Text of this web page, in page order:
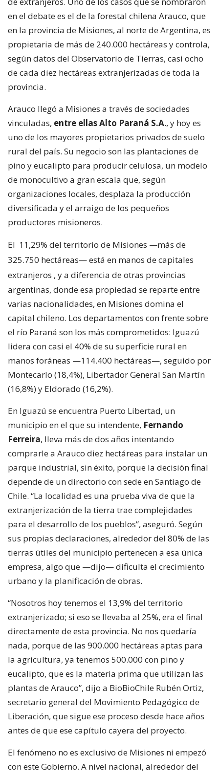
en el debate es el de la forestal chilena Arauco, que
en la provincia de Misiones, al norte de Argentina, es
propietaria de más de 240.000 hectáreas y controla,
según datos del Observatorio de Tierras, casi ocho
de cada diez hectáreas extranjerizadas de toda la
provincia.
Arauco llegó a Misiones a través de sociedades
vinculadas, entre ellas Alto Paraná S.A., y hoy es
uno de los mayores propietarios privados de suelo
rural del país. Su negocio son las plantaciones de
pino y eucalipto para producir celulosa, un modelo
de monocultivo a gran escala que, según
organizaciones locales, desplaza la producción
diversificada y el arraigo de los pequeños
productores misioneros.
El 11,29% del territorio de Misiones —más de
325.750 hectáreas— está en manos de capitales
extranjeros , y a diferencia de otras provincias
argentinas, donde esa propiedad se reparte entre
varias nacionalidades, en Misiones domina el
capital chileno. Los departamentos con frente sobre
el río Paraná son los más comprometidos: Iguazú
lidera con casi el 40% de su superficie rural en
manos foráneas —114.400 hectáreas—, seguido por
Montecarlo (18,4%), Libertador General San Martín
(16,8%) y Eldorado (16,2%).
En Iguazú se encuentra Puerto Libertad, un
municipio en el que su intendente, Fernando
Ferreira, lleva más de dos años intentando
comprarle a Arauco diez hectáreas para instalar un
parque industrial, sin éxito, porque la decisión final
depende de un directorio con sede en Santiago de
Chile. “La localidad es una prueba viva de que la
extranjerización de la tierra trae complejidades
para el desarrollo de los pueblos”, aseguró. Según
sus propias declaraciones, alrededor del 80% de las
tierras útiles del municipio pertenecen a esa única
empresa, algo que —dijo— dificulta el crecimiento
urbano y la planificación de obras.
“Nosotros hoy tenemos el 13,9% del territorio
extranjerizado; si eso se llevaba al 25%, era el final
directamente de esta provincia. No nos quedaría
nada, porque de las 900.000 hectáreas aptas para
la agricultura, ya tenemos 500.000 con pino y
eucalipto, que es la materia prima que utilizan las
plantas de Arauco”, dijo a BioBioChile Rubén Ortiz,
secretario general del Movimiento Pedagógico de
Liberación, que sigue ese proceso desde hace años
antes de que ese capítulo cayera del proyecto.
El fenómeno no es exclusivo de Misiones ni empezó
con este Gobierno. A nivel nacional, alrededor del